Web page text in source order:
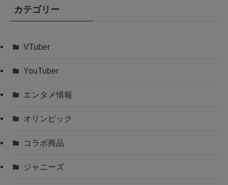
カテゴリー
VTuber
YouTuber
エンタメ情報
オリンピック
コラボ商品
ジャニーズ